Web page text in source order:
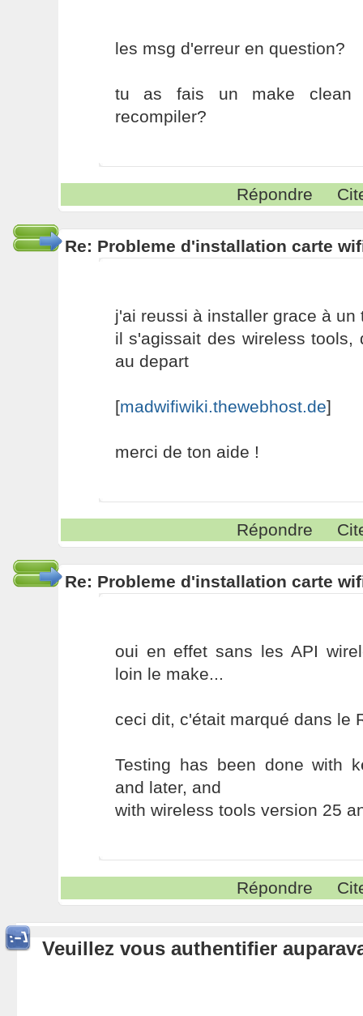
les msg d'erreur en question?
tu as fais un make clean
recompiler?
Répondre
Re: Probleme d'installation carte
j'ai reussi à installer grace à un
il s'agissait des wireless tools,
au depart
[madwifiwiki.thewebhost.de]
merci de ton aide !
Répondre
Re: Probleme d'installation carte
oui en effet sans les API
loin le make...
ceci dit, c'était marqué dans le
Testing has been done with
and later, and
with wireless tools version 25
Répondre
Veuillez vous authentifier